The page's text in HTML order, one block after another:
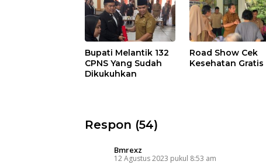
Bupati Melantik 132
CPNS Yang Sudah
Dikukuhkan
Road Show Cek
Kesehatan Gratis
Respon (54)
Bmrexz
12 Agustus 2023 pukul 8:53 am